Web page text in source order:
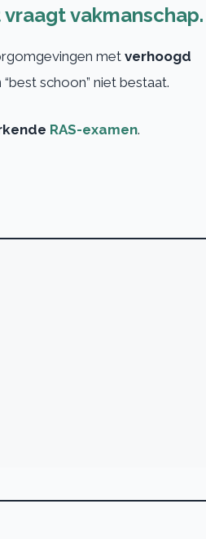
vakmanschap.
metverhoogd
schoon” niet bestaat.
RAS-examen.